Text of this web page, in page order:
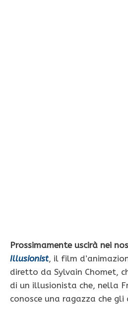
Prossimamente uscirà nei
Illusionist, il film
diretto da Sylvain Chomet,
di un illusionista che, nella
conosce una ragazza che